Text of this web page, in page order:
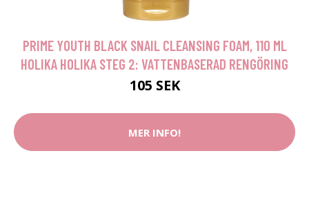
PRIME YOUTH BLACK SNAIL CLEANSING FOAM, 110 ML
HOLIKA HOLIKA STEG 2: VATTENBASERAD RENGÖRING
105 SEK
MER INFO!